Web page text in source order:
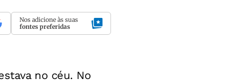
Nos adicione às suas
fontes preferidas
no céu. No